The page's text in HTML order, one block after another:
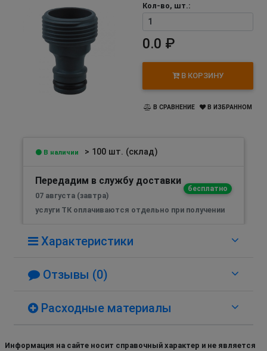
Кол-во, шт.:
0.0 ₽
В КОРЗИНУ
В СРАВНЕНИЕ В ИЗБРАННОМ
В наличии > 100 шт. (склад)
Передадим в службу доставки
бесплатно
07 августа (завтра)
услуги ТК оплачиваются отдельно при получении
Характеристики
Отзывы (0)
Расходные материалы
Информация на сайте носит справочный характер и не является